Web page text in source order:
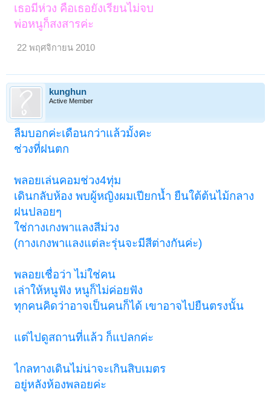
เธอมีห่วง คือเธอยังเรียนไม่จบ
พ่อหนูก็สงสารค่ะ
22 พฤศจิกายน 2010
kunghun
Active Member
ลืมบอกค่ะเดือนกว่าแล้วมั้งคะ
ช่วงที่ฝนตก
พลอยเล่นคอมช่วง4ทุ่ม
เดินกลับห้อง พบผู้หญิงผมเปียกน้ำ ยืนใต้ต้นไม้กลาง
ฝนปลอยๆ
ใช่กางเกงพาแลงสีม่วง
(กางเกงพาแลงแต่ละรุ่นจะมีสีต่างกันค่ะ)
พลอยเชื่อว่า ไม่ใช่คน
เล่าให้หนูฟัง หนูก็ไม่ค่อยฟัง
ทุกคนคิดว่าอาจเป็นคนก็ได้ เขาอาจไปยืนตรงนั้น
แต่ไปดูสถานที่แล้ว ก็แปลกค่ะ
ไกลทางเดินไม่น่าจะเกินสิบเมตร
อยู่หลังห้องพลอยค่ะ